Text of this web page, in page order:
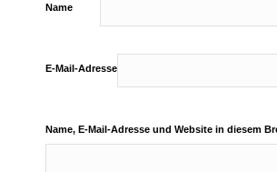
Name
E-Mail-Adresse
Name, E-Mail-Adresse und Website in diesem